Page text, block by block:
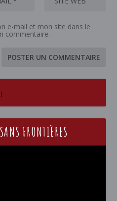
e-mail et mon site dans le
commentaire.
FRONTIÈRES